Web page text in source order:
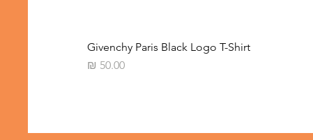
Givenchy Paris Black Logo T-Shirt
מחיר